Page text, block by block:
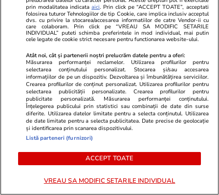
Wowbiz.ro
Cum arată fiul Mădălinei Manole
la 17 ani! Fratele regretatei
artiste a publicat o fotografie în
premieră cu Petru Mircea Jr.
Redactia.ro
Doliu în
Fiica
bun printr-
POLITIC
prin modalitatea indicataaici. Prin click pe “ACCEPT TOATE”, acceptati
folosirea tuturor Tehnologiilor de tip Cookie, care implica inclusiv acceptul
dvs. cu privire la stocarea/accesarea informatiilor de catre Vendor-ii cu
care colaboram. Prin click pe “VREAU SA MODIFIC SETARILE
INDIVIDUAL” puteti schimba preferintele in mod individual, mai putin
cele legate de cookie strict necesare pentru functionarea website-ului.
Atât noi, cât și partenerii noștri prelucrăm datele pentru a oferi:
Măsurarea performanței reclamelor. Utilizarea profilurilor pentru
selectarea conținutului personalizat. Stocarea și/sau accesarea
informațiilor de pe un dispozitiv. Dezvoltarea și îmbunătățirea serviciilor.
Crearea profilurilor de conținut personalizat. Utilizarea profilurilor pentru
selectarea publicității personalizate. Crearea profilurilor pentru
publicitate personalizată. Măsurarea performanței conținutului.
Înțelegerea publicului prin statistici sau combinații de date din surse
diferite. Utilizarea datelor limitate pentru a selecta conținutul. Utilizarea
de date limitate pentru a selecta publicitatea. Date precise de geolocație
și identificarea prin scanarea dispozitivului.
Listă parteneri (furnizori)
ACCEPT TOATE
VREAU SA MODIFIC SETARILE INDIVIDUAL